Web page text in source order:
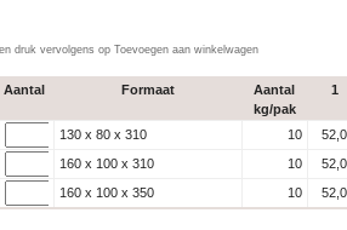
druk vervolgens op Toevoegen aan winkelwagen
Aantal Formaat
Aantal
kg/pak
1
130 x 80 x 310 10
160 x 100 x 310 10
160 x 100 x 350 10